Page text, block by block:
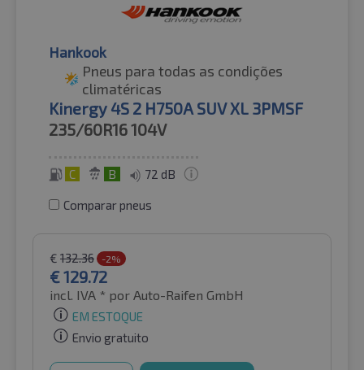
Hankook
Pneus para todas as condições
climatéricas
Kinergy 4S 2 H750A SUV XL 3PMSF
235/60R16104V
C B 72 dB
Comparar pneus
€ 132.36 -2%
€129.72
incl. IVA * por Auto-Raifen GmbH
EM ESTOQUE
Envio gratuito